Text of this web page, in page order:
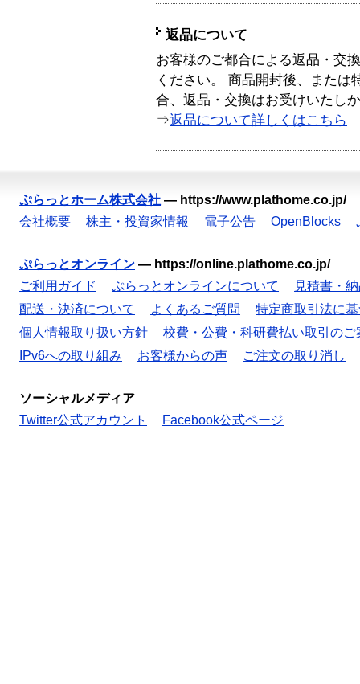
返品について
お客様のご都合による返品・交
ください。 商品開封後、または
合、返品・交換はお受けいたし
⇒返品について詳しくはこちら
ぷらっとホーム株式会社 — https://www.plathome.co.jp/
会社概要
株主・投資家情報 電子公告 OpenBlocks
ぷらっとオンライン — https://online.plathome.co.jp/
ご利用ガイド
ぷらっとオンラインについて
見積書・
配送・決済について
よくあるご質問
特定商取引法に
個人情報取り扱い方針
校費・公費・科研費払い取引のご
IPv6への取り組み
お客様からの声 ご注文の取り消し
ソーシャルメディア
Twitter公式アカウント
Facebook公式ページ